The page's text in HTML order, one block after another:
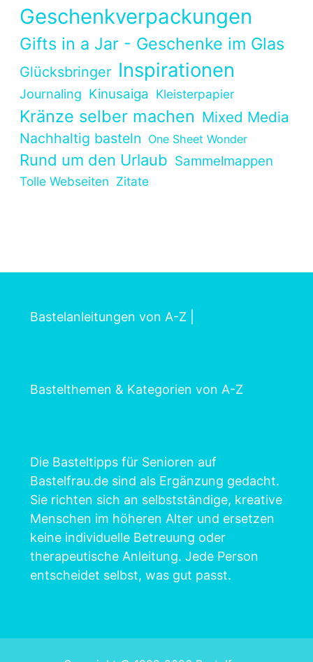
Geschenkverpackungen
Gifts in a Jar - Geschenke im Glas
Glücksbringer Inspirationen
Journaling Kinusaiga Kleisterpapier
Kränze selber machen Mixed Media
Nachhaltig basteln One Sheet Wonder
Rund um den Urlaub Sammelmappen
Tolle Webseiten Zitate
Bastelanleitungen von A-Z|
Bastelthemen & Kategorien von A-Z
Die Basteltipps für Senioren auf
Bastelfrau.de sind als Ergänzung gedacht.
Sie richten sich an selbstständige, kreative
Menschen im höheren Alter und ersetzen
keine individuelle Betreuung oder
therapeutische Anleitung. Jede Person
entscheidet selbst, was gut passt.